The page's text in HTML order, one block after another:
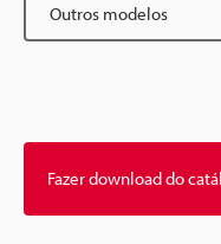
Outros modelos
Fazer download do